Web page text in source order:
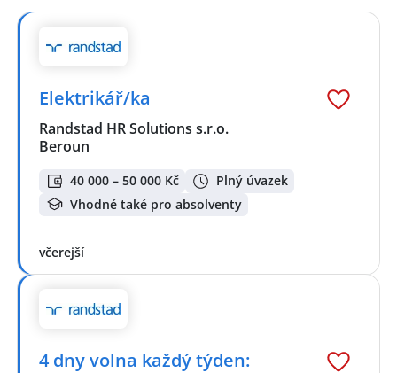
Elektrikář/ka
Randstad HR Solutions s.r.o.
Beroun
40 000 – 50 000 Kč
Plný úvazek
Vhodné také pro absolventy
včerejší
4 dny volna každý týden: